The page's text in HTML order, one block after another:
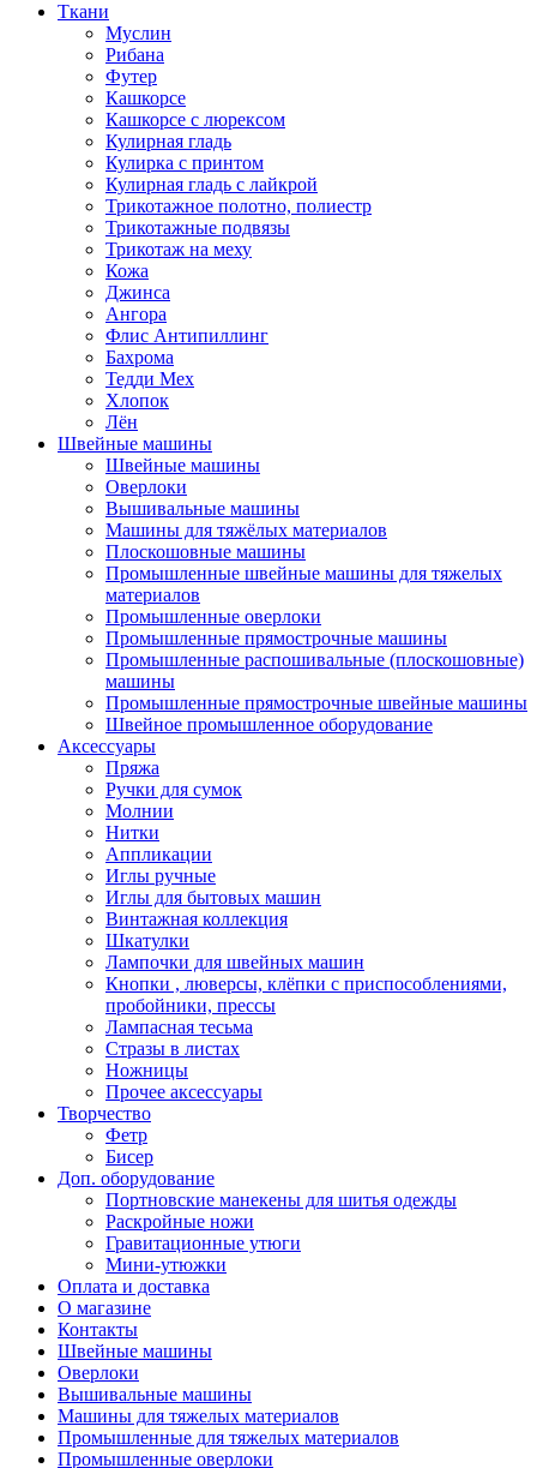
Ткани
Муслин
Рибана
Футер
Кашкорсе
Кашкорсе с люрексом
Кулирная гладь
Кулирка с принтом
Кулирная гладь с лайкрой
Трикотажное полотно, полиестр
Трикотажные подвязы
Трикотаж на меху
Кожа
Джинса
Ангора
Флис Антипиллинг
Бахрома
Тедди Мех
Хлопок
Лён
Швейные машины
Швейные машины
Оверлоки
Вышивальные машины
Машины для тяжёлых материалов
Плоскошовные машины
Промышленные швейные машины для тяжелых
материалов
Промышленные оверлоки
Промышленные прямострочные машины
Промышленные распошивальные (плоскошовные)
машины
Промышленные прямострочные швейные машины
Швейное промышленное оборудование
Аксессуары
Пряжа
Ручки для сумок
Молнии
Нитки
Аппликации
Иглы ручные
Иглы для бытовых машин
Винтажная коллекция
Шкатулки
Лампочки для швейных машин
Кнопки , люверсы, клёпки с приспособлениями,
пробойники, прессы
Лампасная тесьма
Стразы в листах
Ножницы
Прочее аксессуары
Творчество
Фетр
Бисер
Доп. оборудование
Портновские манекены для шитья одежды
Раскройные ножи
Гравитационные утюги
Мини-утюжки
Оплата и доставка
О магазине
Контакты
Швейные машины
Оверлоки
Вышивальные машины
Машины для тяжелых материалов
Промышленные для тяжелых материалов
Промышленные оверлоки